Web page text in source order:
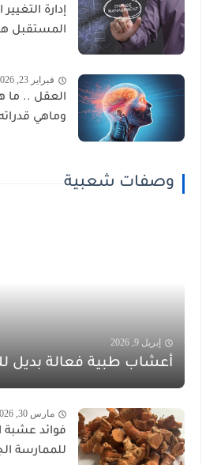
إدارة
المستقبل
فبراير 23, 2026
العقل .. ما
وماهي
وصفات شعبية
إبريل 9, 2026
أعشاب طبية فعالة بديل
مارس 30, 2026
فوائد عشبة
للممارسة